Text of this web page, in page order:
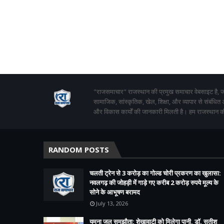
"राजसमाचार" राजस्थान की प्रमुख समाचार वेबसाइट है,
सामाजिक, सांस्कृतिक, खेल, शिक्षा, और व्यापार से
और विकास कार्यों की जानकारी मिलती है। हम
RANDOM POSTS
चलती ट्रेन से 3 करोड़ का गोल्ड चोरी प्रकरण का खुलासा:
नवलगढ़ की जोहड़ी में गाड़े गए करीब 2 करोड़ रुपये मूल्य के
सोने के आभूषण बरामद
July 13, 2026
यमुना जल समझौता: शेखावाटी को मिलेगा पानी, डॉ. सतीश